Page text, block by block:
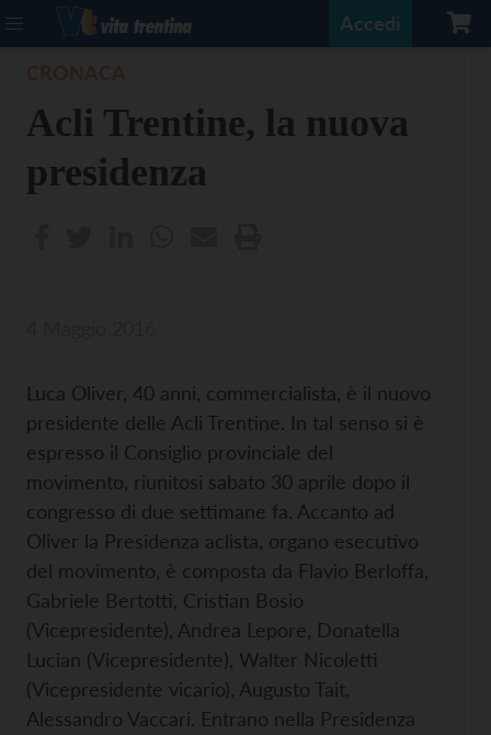
Accedi
Acli Trentine, la nuova
presidenza
Luca Oliver, 40 anni, commercialista, è il nuovo
presidente delle Acli Trentine. In tal senso si è
espresso il Consiglio provinciale del
movimento, riunitosi sabato 30 aprile dopo il
congresso di due settimane fa. Accanto ad
Oliver la Presidenza aclista, organo esecutivo
del movimento, è composta da Flavio Berloffa,
Gabriele Bertotti, Cristian Bosio
(Vicepresidente), Andrea Lepore, Donatella
Lucian (Vicepresidente), Walter Nicoletti
(Vicepresidente vicario), Augusto Tait,
Alessandro Vaccari. Entrano nella Presidenza